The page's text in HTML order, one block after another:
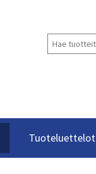
Tuoteluettelot